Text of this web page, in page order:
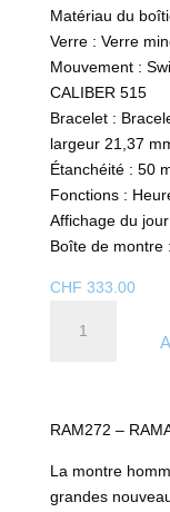
Matériau du
Verre : Verre
Mouvement :
CALIBER 515
Bracelet :
largeur 21,37
Étanchéité : 50
Fonctions :
Affichage du jour
Boîte de montre
CHF 333.00
Collection
RAM272 –
La montre
grandes